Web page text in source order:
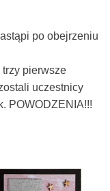
po obejrzeniu
pierwsze
uczestnicy
POWODZENIA!!!